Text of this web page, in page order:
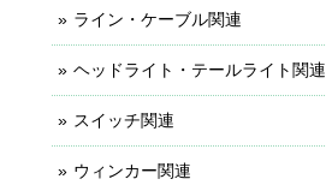
ライン・ケーブル関連
ヘッドライト・テールライト関連
スイッチ関連
ウィンカー関連